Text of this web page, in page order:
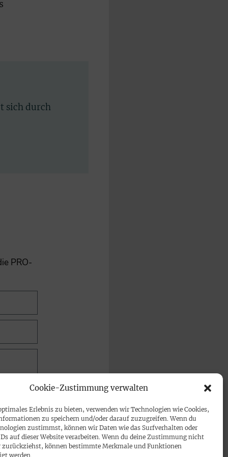
Cookie-Zustimmung verwalten
Erlebnis zu bieten, verwenden wir Technologien wie Cookies,
zu speichern und/oder darauf zuzugreifen. Wenn du
zustimmst, können wir Daten wie das Surfverhalten oder
auf dieser Website verarbeiten. Wenn du deine Zustimmung nicht
zurückziehst, können bestimmte Merkmale und Funktionen
werden.
sich durch
PRO-